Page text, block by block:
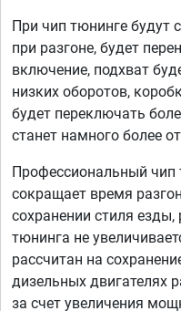
При чип тюнинге будут
при разгоне, будет
включение, подхват
низких оборотов,
будет переключать
станет намного более
Профессиональный чип
сокращает время
сохранении стиля езды,
тюнинга не
рассчитан на
дизельных двигателях
за счет увеличения